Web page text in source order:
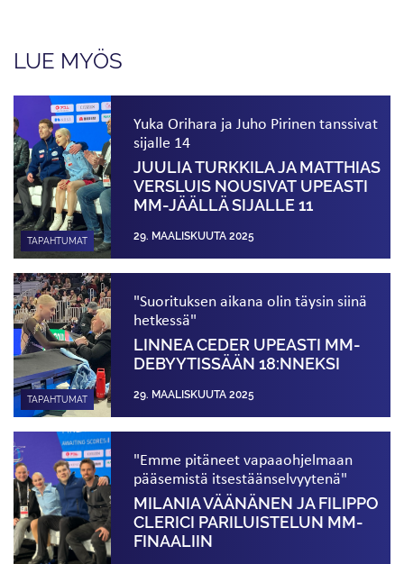
LUE MYÖS
TAPAHTUMAT
Yuka Orihara ja Juho Pirinen tanssivat
sijalle 14
JUULIA TURKKILA JA MATTHIAS
VERSLUIS NOUSIVAT UPEASTI
MM-JÄÄLLÄ SIJALLE 11
29. MAALISKUUTA 2025
TAPAHTUMAT
"Suorituksen aikana olin täysin siinä
hetkessä"
LINNEA CEDER UPEASTI MM-
DEBYYTISSÄÄN 18:NNEKSI
29. MAALISKUUTA 2025
"Emme pitäneet vapaaohjelmaan
pääsemistä itsestään­selvyytenä"
MILANIA VÄÄNÄNEN JA FILIPPO
CLERICI PARILUISTELUN MM-
FINAALIIN